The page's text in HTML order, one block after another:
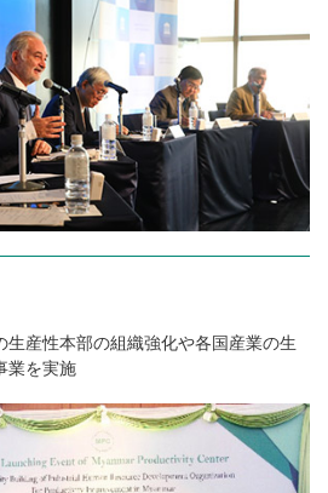
生産性本部の組織強化や各国産業の生
業を実施